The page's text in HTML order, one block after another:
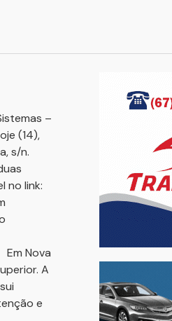
–
(14),
s/n.
no link:
Nova
A
e